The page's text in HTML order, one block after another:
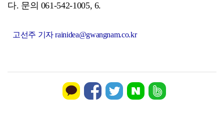
다. 문의 061-542-1005, 6.
고선주 기자 rainidea@gwangnam.co.kr